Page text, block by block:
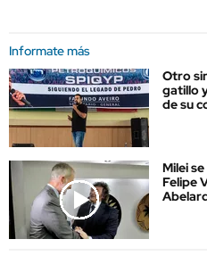
Informate más
Otro
gatillo
de su
Milei
Felipe